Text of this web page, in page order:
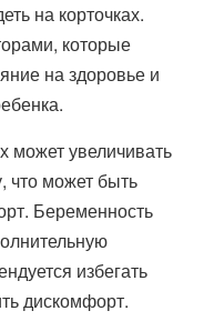
на корточках.
которые
на здоровье и
может увеличивать
что может быть
Беременность
избегать
дискомфорт.